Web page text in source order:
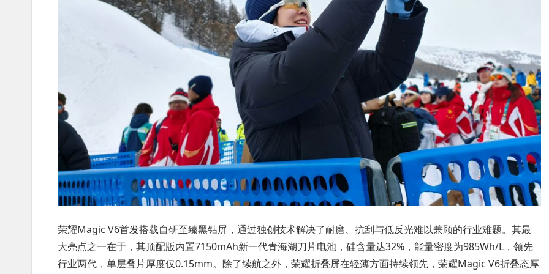
荣耀Magic V6首发搭载自研至臻黑钻屏，通过独创技术解决了耐磨、抗刮与低反光难以兼顾的行业难题。其最
大亮点之一在于，其顶配版内置7150mAh新一代青海湖刀片电池，硅含量达32%，能量密度为985Wh/L，领先
行业两代，单层叠片厚度仅0.15mm。除了续航之外，荣耀折叠屏在轻薄方面持续领先，荣耀Magic V6折叠态厚